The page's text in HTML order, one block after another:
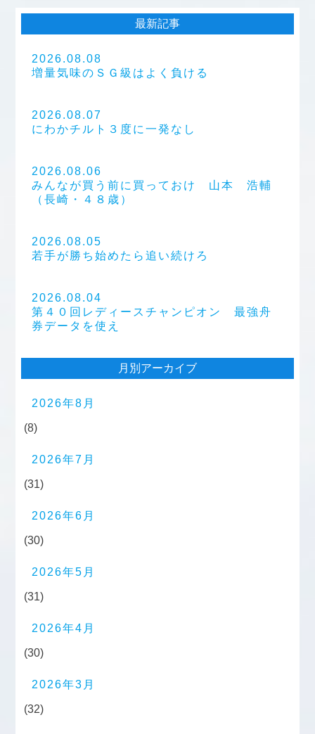
最新記事
2026.08.08
増量気味のＳＧ級はよく負ける
2026.08.07
にわかチルト３度に一発なし
2026.08.06
みんなが買う前に買っておけ 山本 浩輔
（長崎・４８歳）
2026.08.05
若手が勝ち始めたら追い続けろ
2026.08.04
第４０回レディースチャンピオン 最強舟
券データを使え
月別アーカイブ
2026年8月
(8)
2026年7月
(31)
2026年6月
(30)
2026年5月
(31)
2026年4月
(30)
2026年3月
(32)